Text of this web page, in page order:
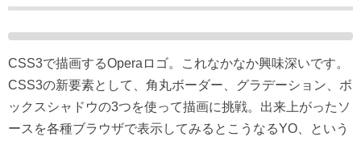
CSS3で描画するOperaロゴ。これなかなか興味深いです。
CSS3の新要素として、角丸ボーダー、グラデーション、ボ
ックスシャドウの3つを使って描画に挑戦。出来上がったソ
ースを各種ブラウザで表示してみるとこうなるYO、という